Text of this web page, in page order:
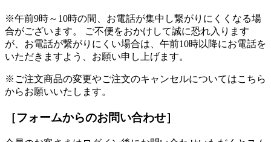
※午前9時～10時の間、お電話が集中し繋がりにくくなる場
合がございます。 ご不便をおかけして誠に恐れ入ります
が、お電話が繋がりにくい場合は、午前10時以降にお電話を
いただきますよう、お願い申し上げます。
※ご注文商品の変更やご注文のキャンセルについてはこちら
からお願いいたします。
［フォームからのお問い合わせ］